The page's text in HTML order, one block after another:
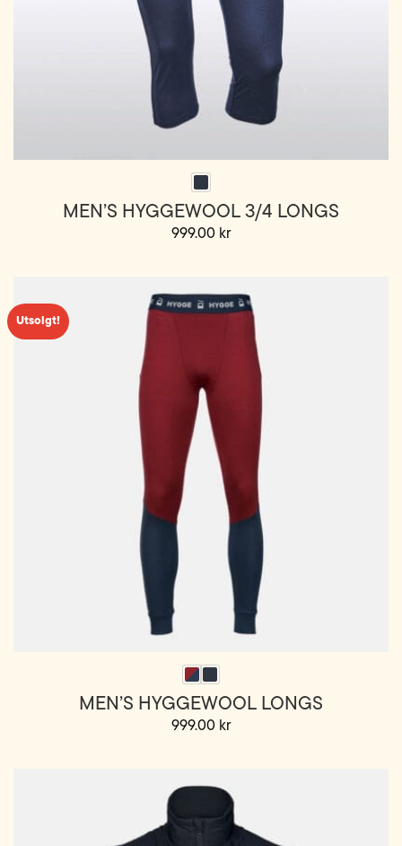
MEN’S HYGGEWOOL 3/4 LONGS
999.00 kr
flere
Alternativene
velges
på
produktsiden
Utsolgt!
MEN’S HYGGEWOOL LONGS
999.00 kr
varianter.
Alternativene